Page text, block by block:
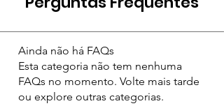
Ainda não há FAQs
Esta categoria não tem nenhuma
FAQs no momento. Volte mais tarde
ou explore outras categorias.